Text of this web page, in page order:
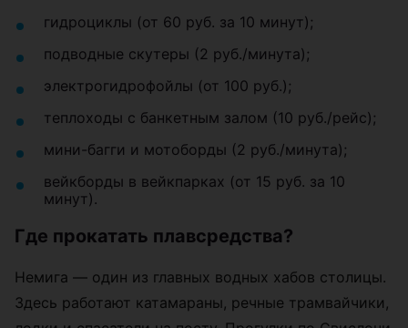
гидроциклы (от 60 руб. за 10 минут);
подводные скутеры (2 руб./минута);
электрогидрофойлы (от 100 руб.);
теплоходы с банкетным залом (10 руб./рейс);
мини-багги и мотоборды (2 руб./минута);
вейкборды в вейкпарках (от 15 руб. за 10
минут).
Где прокатать плавсредства?
Немига — один из главных водных хабов столицы.
Здесь работают катамараны, речные трамвайчики,